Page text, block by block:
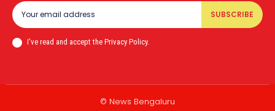
SUBSCRIBE
I've read and accept the Privacy Policy.
© News Bengaluru